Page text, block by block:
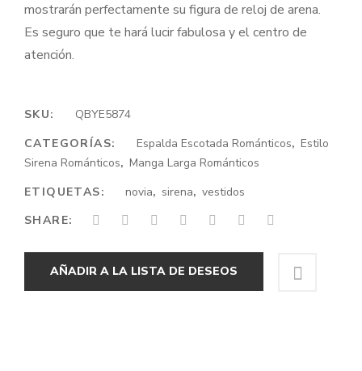
mostrarán perfectamente su figura de reloj de arena.
Es seguro que te hará lucir fabulosa y el centro de
atención.
SKU:
QBYE5874
CATEGORÍAS:
Espalda Escotada Románticos, Estilo
Sirena Románticos, Manga Larga Románticos
ETIQUETAS:
novia, sirena,vestidos
SHARE:
AÑADIR A LA LISTA DE DESEOS